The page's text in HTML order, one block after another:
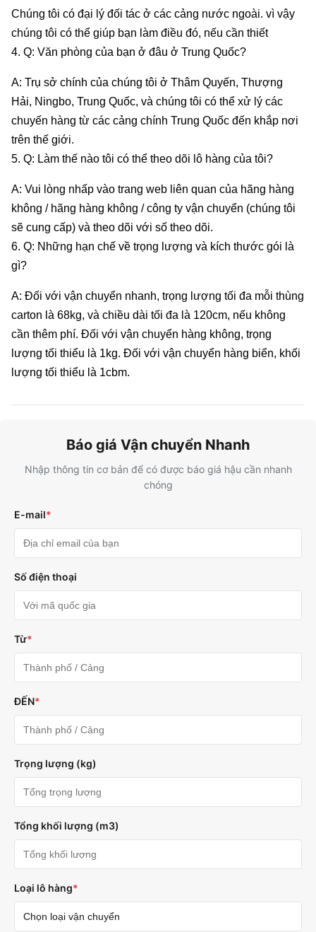
Chúng tôi có đại lý đối tác ở các cảng nước ngoài. vì vậy
chúng tôi có thể giúp bạn làm điều đó, nếu cần thiết
4. Q: Văn phòng của bạn ở đâu ở Trung Quốc?
A: Trụ sở chính của chúng tôi ở Thâm Quyến, Thượng
Hải, Ningbo, Trung Quốc, và chúng tôi có thể xử lý các
chuyến hàng từ các cảng chính Trung Quốc đến khắp nơi
trên thế giới.
5. Q: Làm thế nào tôi có thể theo dõi lô hàng của tôi?
A: Vui lòng nhấp vào trang web liên quan của hãng hàng
không / hãng hàng không / công ty vận chuyển (chúng tôi
sẽ cung cấp) và theo dõi với số theo dõi.
6. Q: Những hạn chế về trọng lượng và kích thước gói là
gì?
A: Đối với vận chuyển nhanh, trọng lượng tối đa mỗi thùng
carton là 68kg, và chiều dài tối đa là 120cm, nếu không
cần thêm phí. Đối với vận chuyển hàng không, trọng
lượng tối thiểu là 1kg. Đối với vận chuyển hàng biển, khối
lượng tối thiểu là 1cbm.
Báo giá Vận chuyển Nhanh
Nhập thông tin cơ bản để có được báo giá hậu cần nhanh
chóng
E-mail*
Số điện thoại
Từ*
ĐẾN*
Trọng lượng (kg)
Tổng khối lượng (m3)
Loại lô hàng*